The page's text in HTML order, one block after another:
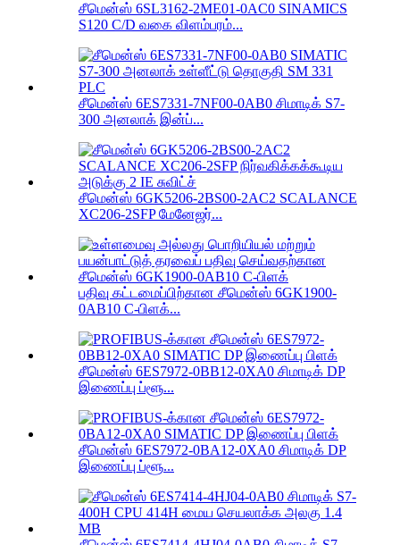
சீமென்ஸ் 6SL3162-2ME01-0AC0 SINAMICS
S120 C/D வகை விளம்பரம்...
சீமென்ஸ் 6ES7331-7NF00-0AB0 சிமாடிக் S7-
300 அனலாக் இன்ப்...
சீமென்ஸ் 6GK5206-2BS00-2AC2 SCALANCE
XC206-2SFP மேனேஜர்...
பதிவு கட்டமைப்பிற்கான சீமென்ஸ் 6GK1900-
0AB10 C-பிளக்...
சீமென்ஸ் 6ES7972-0BB12-0XA0 சிமாடிக் DP
இணைப்பு ப்ளூ...
சீமென்ஸ் 6ES7972-0BA12-0XA0 சிமாடிக் DP
இணைப்பு ப்ளூ...